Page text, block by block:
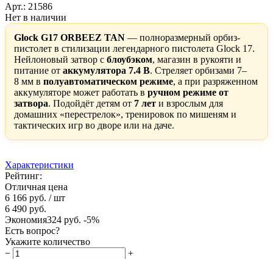
Арт.: 21586
Нет в наличии
Glock G17 ORBEEZ TAN — полноразмерный орбиз-
пистолет в стилизации легендарного пистолета Glock 17.
Нейлоновый затвор с блоубэком, магазин в рукояти и
питание от аккумулятора 7.4 В. Стреляет орбизами 7–
8 мм в полуавтоматическом режиме, а при разряженном
аккумуляторе может работать в ручном режиме от
затвора. Подойдёт детям от 7 лет и взрослым для
домашних «перестрелок», тренировок по мишеням и
тактических игр во дворе или на даче.
Характеристики
Рейтинг:
Отличная цена
6 166 руб. / шт
6 490 руб.
Экономия324 руб. -5%
Есть вопрос?
Укажите количество
−
+